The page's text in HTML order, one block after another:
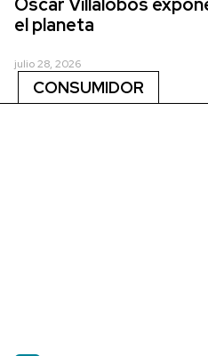
el planeta
julio 28, 2026
CONSUMIDOR